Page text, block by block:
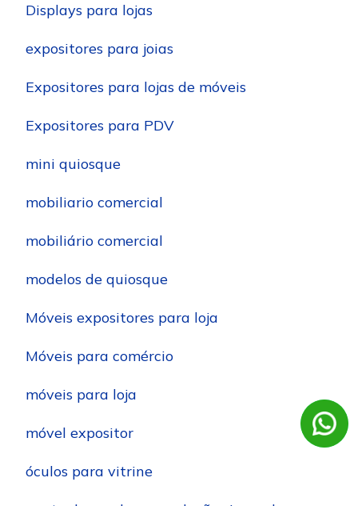
Displays para lojas
expositores para joias
Expositores para lojas de móveis
Expositores para PDV
mini quiosque
mobiliario comercial
mobiliário comercial
modelos de quiosque
Móveis expositores para loja
Móveis para comércio
móveis para loja
móvel expositor
óculos para vitrine